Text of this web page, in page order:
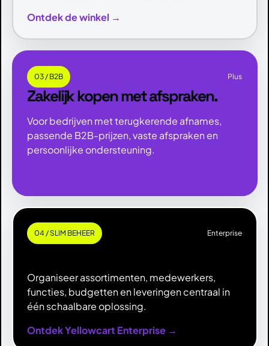
Ontdek de winkel →
03 / B2B Plus
Zakelijk kopen met afspraken.
Voor bedrijven met terugkerende afnames,
passende B2B-prijzen, vaste afspraken en
persoonlijke ondersteuning.
04 / SLIM BEHEER Enterprise
Organiseer assortimenten, medewerkers,
functies, budgetten en leveringen centraal in
één schaalbare oplossing.
Ontdek Yellowcart Enterprise →